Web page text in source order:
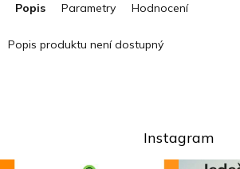
Popis Parametry Hodnocení
Popis produktu není dostupný
Instagram